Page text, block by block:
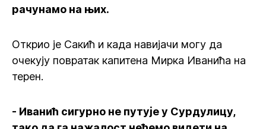
рачунамо на њих.
Открио је Сакић и када навијачи могу да
очекују повратак капитена Мирка Иванића на
терен.
- Иванић сигурно не путује у Сурдулицу,